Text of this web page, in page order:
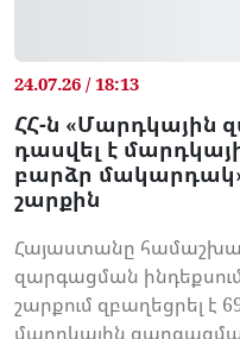
24.07.26 / 18:13
ՀՀ-ն «Մարդկային
դասվել է
բարձր մակարդակ»
շարքին
Հայաստանը
զարգացման
շարքում զբաղեցրել է
մարդկային